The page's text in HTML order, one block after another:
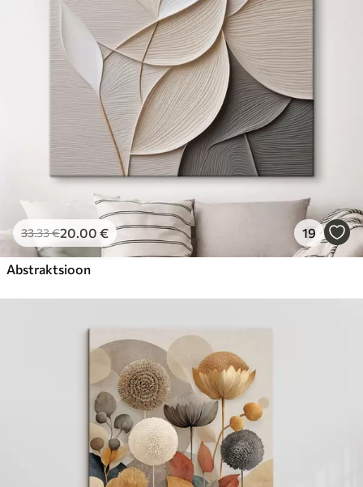
Hind Alates .00
33.33€20.00 € 19
Abstraktsioon